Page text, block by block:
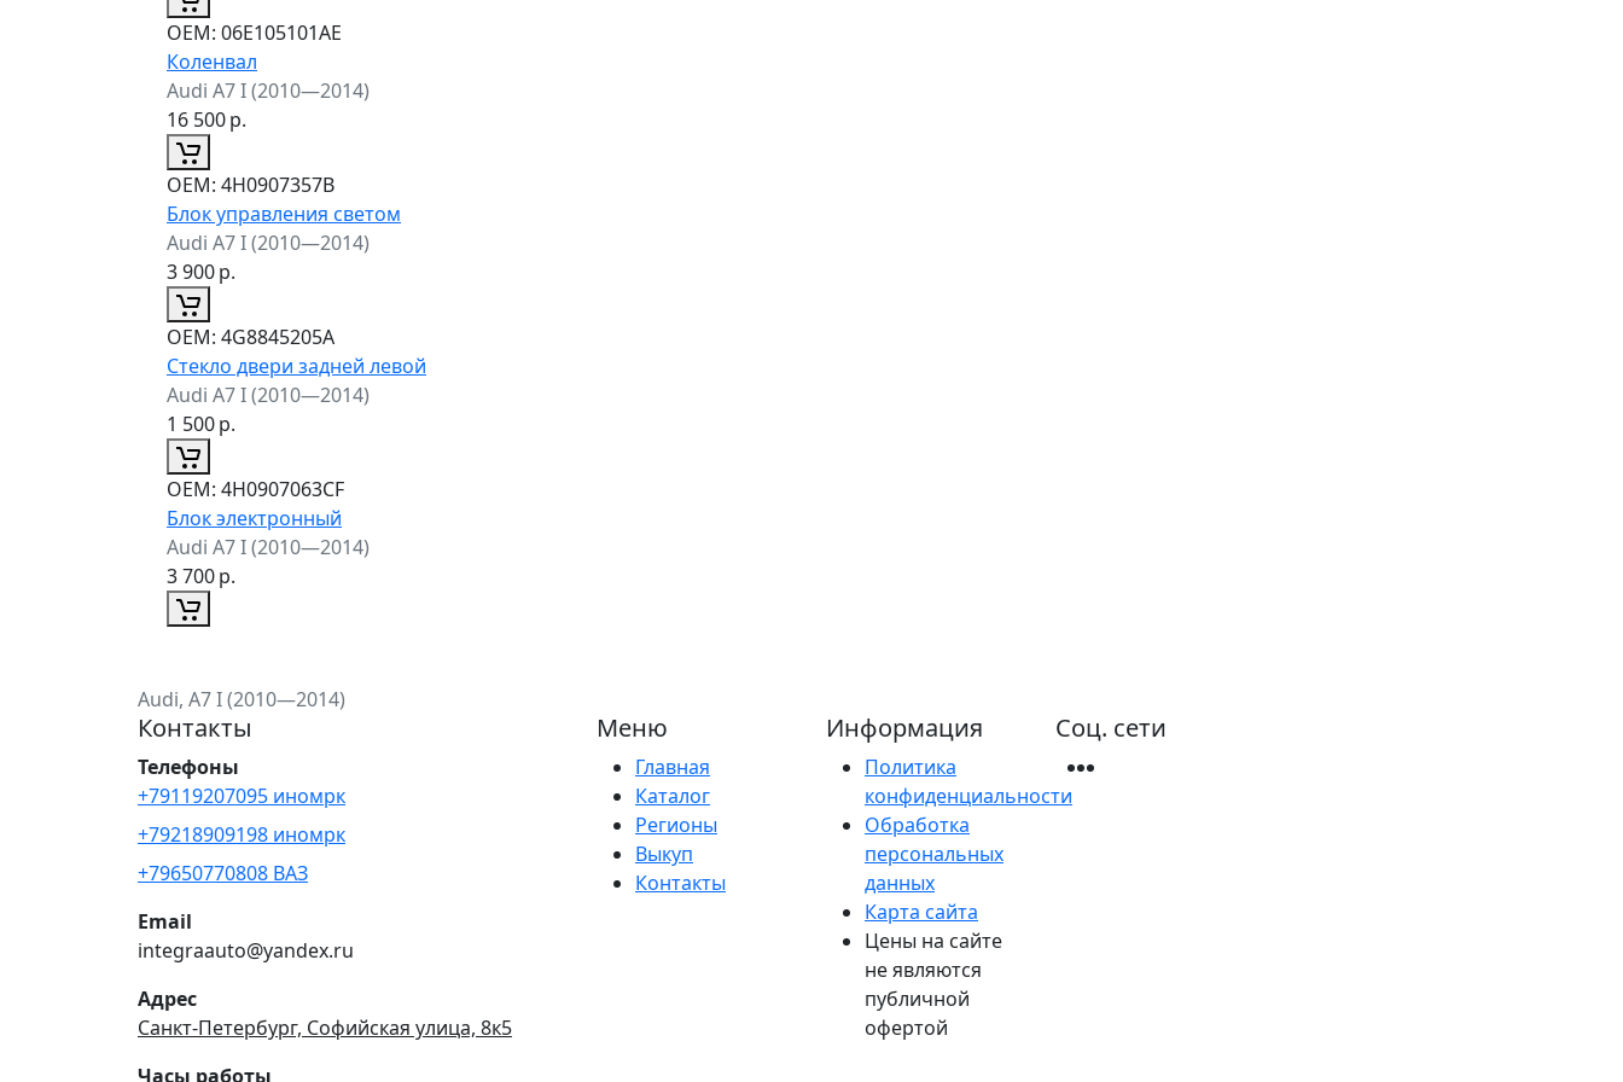
ОЕМ: 06E105101AE
Коленвал
Audi A7 I (2010—2014)
16 500р.
ОЕМ: 4H0907357B
Блок управления светом
Audi A7 I (2010—2014)
3 900р.
ОЕМ: 4G8845205A
Стекло двери задней левой
Audi A7 I (2010—2014)
1 500р.
ОЕМ: 4H0907063CF
Блок электронный
Audi A7 I (2010—2014)
3 700р.
Audi, A7 I (2010—2014)
Контакты
Телефоны
+79119207095 иномрк
+79218909198 иномрк
+79650770808 ВАЗ
Email
integraauto@yandex.ru
Адрес
Санкт-Петербург, Софийская улица, 8к5
Часы работы
Меню
Главная
Каталог
Регионы
Выкуп
Контакты
Информация
Политика
конфиденциальности
Обработка
персональных
данных
Карта сайта
Цены на сайте
не являются
публичной
офертой
Соц. сети